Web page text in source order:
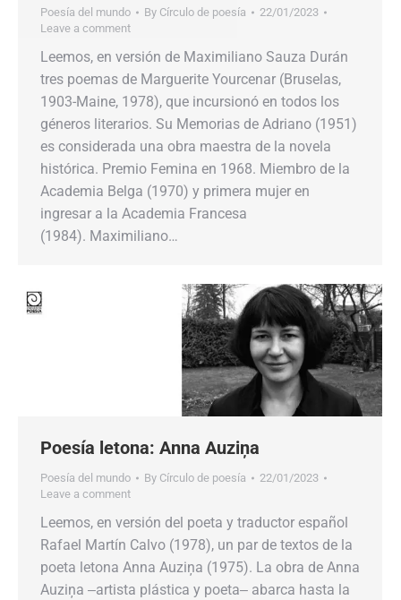
Poesía del mundo By Círculo de poesía
22/01/2023
Leave a comment
Leemos, en versión de Maximiliano Sauza Durán
tres poemas de Marguerite Yourcenar (Bruselas,
1903-Maine, 1978), que incursionó en todos los
géneros literarios. Su Memorias de Adriano (1951)
es considerada una obra maestra de la novela
histórica. Premio Femina en 1968. Miembro de la
Academia Belga (1970) y primera mujer en
ingresar a la Academia Francesa
(1984). Maximiliano…
Poesía letona: Anna Auziņa
Poesía del mundo By Círculo de poesía
22/01/2023
Leave a comment
Leemos, en versión del poeta y traductor español
Rafael Martín Calvo (1978), un par de textos de la
poeta letona Anna Auziņa (1975). La obra de Anna
Auziņa ‒artista plástica y poeta‒ abarca hasta la